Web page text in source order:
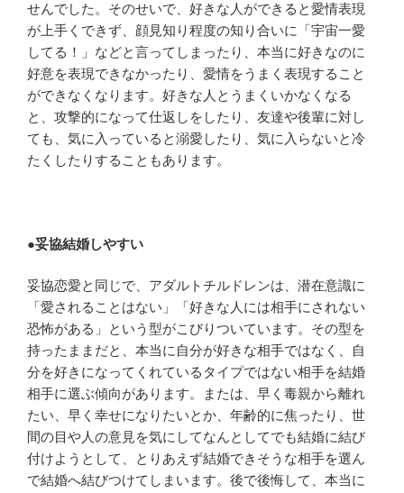
せんでした。そのせいで、好きな人ができると愛情表現
が上手くできず、顔見知り程度の知り合いに「宇宙一愛
してる！」などと言ってしまったり、本当に好きなのに
好意を表現できなかったり、愛情をうまく表現すること
ができなくなります。好きな人とうまくいかなくなる
と、攻撃的になって仕返しをしたり、友達や後輩に対し
ても、気に入っていると溺愛したり、気に入らないと冷
たくしたりすることもあります。
●妥協結婚しやすい
妥協恋愛と同じで、アダルトチルドレンは、潜在意識に
「愛されることはない」「好きな人には相手にされない
恐怖がある」という型がこびりついています。その型を
持ったままだと、本当に自分が好きな相手ではなく、自
分を好きになってくれているタイプではない相手を結婚
相手に選ぶ傾向があります。または、早く毒親から離れ
たい、早く幸せになりたいとか、年齢的に焦ったり、世
間の目や人の意見を気にしてなんとしてでも結婚に結び
付けようとして、とりあえず結婚できそうな相手を選ん
で結婚へ結びつけてしまいます。後で後悔して、本当に